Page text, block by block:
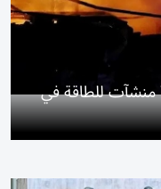
روسيا تشن هجمات متزامنة على 7 منشآت للطاقة في